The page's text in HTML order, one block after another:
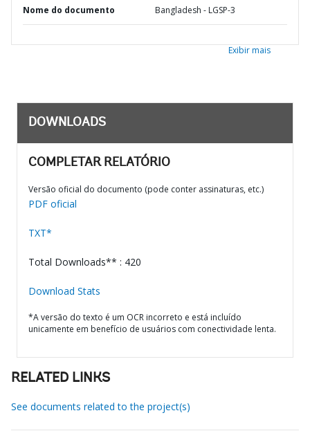
Nome do documento Bangladesh - LGSP-3
Exibir mais
DOWNLOADS
COMPLETAR RELATÓRIO
Versão oficial do documento (pode conter assinaturas, etc.)
PDF oficial
TXT*
Total Downloads** : 420
Download Stats
*A versão do texto é um OCR incorreto e está incluído
unicamente em benefício de usuários com conectividade lenta.
RELATED LINKS
See documents related to the project(s)